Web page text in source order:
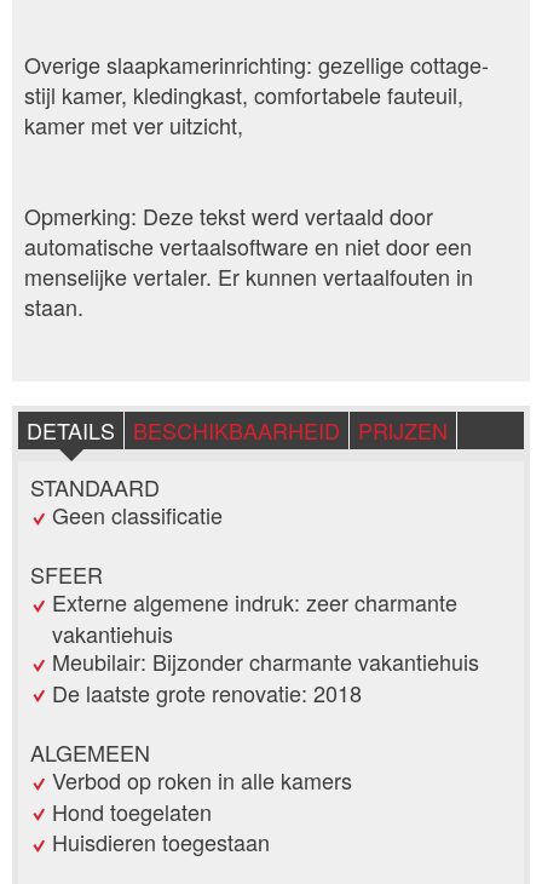
Overige slaapkamerinrichting: gezellige cottage-
stijl kamer, kledingkast, comfortabele fauteuil,
kamer met ver uitzicht,
Opmerking: Deze tekst werd vertaald door
automatische vertaalsoftware en niet door een
menselijke vertaler. Er kunnen vertaalfouten in
staan.
DETAILS BESCHIKBAARHEID
PRIJZEN
STANDAARD
Geen classificatie
SFEER
Externe algemene indruk: zeer charmante
vakantiehuis
Meubilair: Bijzonder charmante vakantiehuis
De laatste grote renovatie: 2018
ALGEMEEN
Verbod op roken in alle kamers
Hond toegelaten
Huisdieren toegestaan